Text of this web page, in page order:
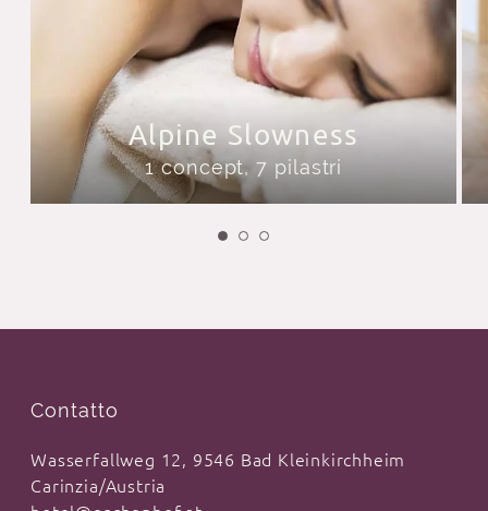
Alpine Slowness
1 concept, 7 pilastri
Contatto
Wasserfallweg 12, 9546 Bad Kleinkirchheim
Carinzia/Austria